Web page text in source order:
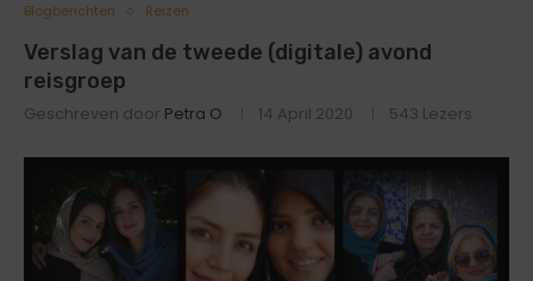
Blogberichten Reizen
Verslag van de tweede (digitale) avond
reisgroep
Geschreven door Petra O 14 April 2020 543 Lezers